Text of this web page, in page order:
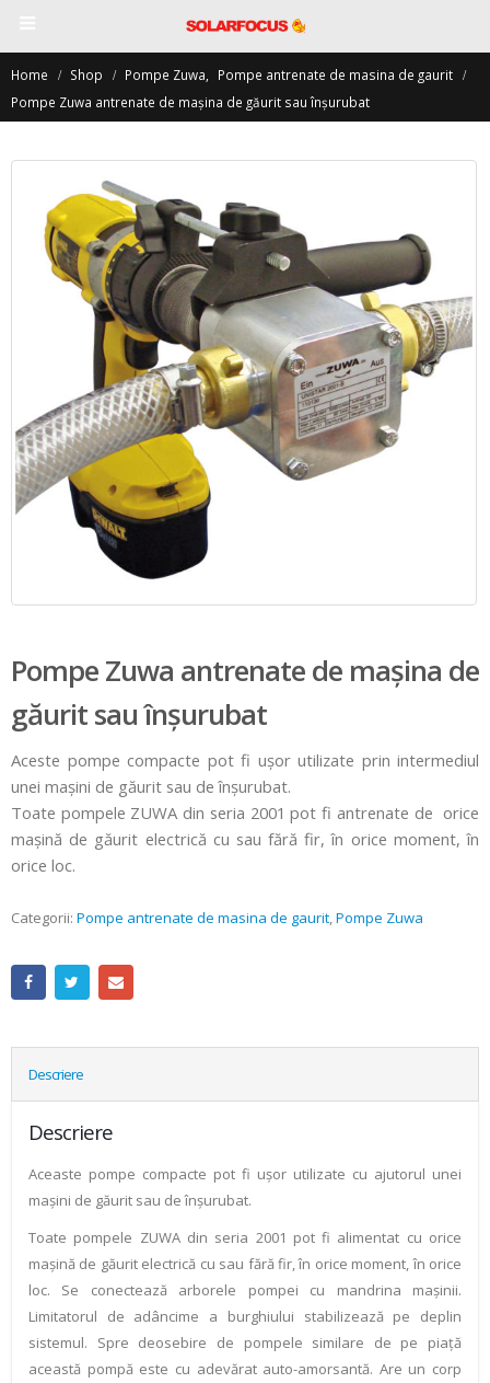
Home Shop Pompe Zuwa
Pompe antrenate de masina de gaurit
Pompe Zuwa antrenate de maşina de găurit sau înşurubat
Pompe Zuwa antrenate de maşina de
găurit sau înşurubat
Aceste pompe compacte pot fi uşor utilizate prin intermediul
unei maşini de găurit sau de înşurubat.
Toate pompele ZUWA din seria 2001 pot fi antrenate de orice
mașină de găurit electrică cu sau fără fir, în orice moment, în
orice loc.
Categorii: Pompe antrenate de masina de gaurit,Pompe Zuwa
Descriere
Descriere
Aceaste pompe compacte pot fi uşor utilizate cu ajutorul unei
maşini de găurit sau de înşurubat.
Toate pompele ZUWA din seria 2001 pot fi alimentat cu orice
mașină de găurit electrică cu sau fără fir, în orice moment, în orice
loc. Se conectează arborele pompei cu mandrina maşinii.
Limitatorul de adâncime a burghiului stabilizează pe deplin
sistemul. Spre deosebire de pompele similare de pe piață
această pompă este cu adevărat auto-amorsantă. Are un corp